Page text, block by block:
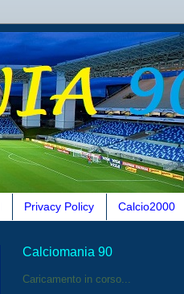
Privacy Policy Calcio2000
Calciomania 90
Caricamento in corso...